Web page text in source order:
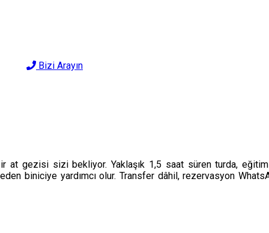
Bizi Arayın
at gezisi sizi bekliyor. Yaklaşık 1,5 saat süren turda,
biniciye yardımcı olur. Transfer dâhil, rezervasyon